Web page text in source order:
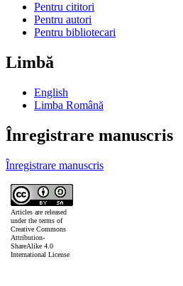
Pentru cititori
Pentru autori
Pentru bibliotecari
Limbă
English
Limba Română
Înregistrare manuscris
Înregistrare manuscris
Articles are released
under the terms of
Creative Commons
Attribution-
ShareAlike 4.0
International License